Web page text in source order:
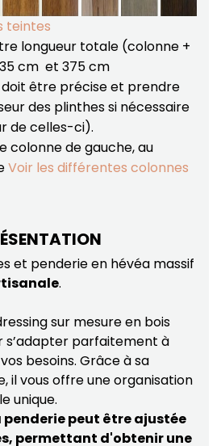
teintes
longueur totale (colonne +
cm et 375 cm
être précise et prendre
des plinthes si nécessaire
de celles-ci).
colonne de gauche, au
Voir les différentes colonnes
et penderie en hévéa massif
.
sur mesure en bois
s’adapter parfaitement à
besoins. Grâce à sa
il vous offre une organisation
unique.
penderie peut être ajustée
permettant d'obtenir une